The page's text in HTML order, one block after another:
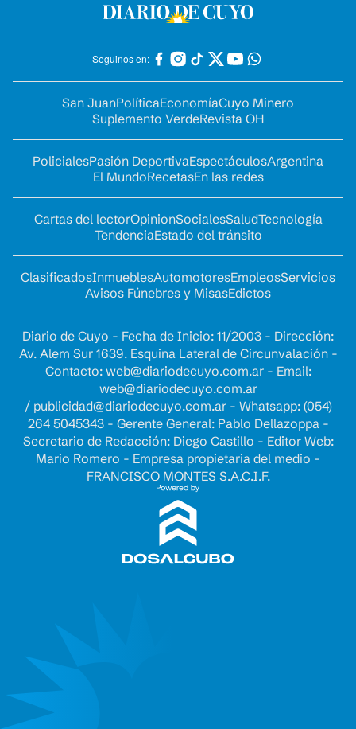
Seguinos en:
San JuanPolíticaEconomíaCuyo Minero
Suplemento VerdeRevista OH
PolicialesPasión DeportivaEspectáculosArgentina
El MundoRecetasEn las redes
Cartas del lectorOpinionSocialesSaludTecnología
TendenciaEstado del tránsito
ClasificadosInmueblesAutomotoresEmpleosServicios
Avisos Fúnebres y MisasEdictos
Diario de Cuyo - Fecha de Inicio: 11/2003 - Dirección:
Av. Alem Sur 1639. Esquina Lateral de Circunvalación -
Contacto: web@diariodecuyo.com.ar- Email:
web@diariodecuyo.com.ar
/ publicidad@diariodecuyo.com.ar- Whatsapp: (054)
264 5045343 - Gerente General: Pablo Dellazoppa -
Secretario de Redacción: Diego Castillo - Editor Web:
Mario Romero - Empresa propietaria del medio -
FRANCISCO MONTES S.A.C.I.F.